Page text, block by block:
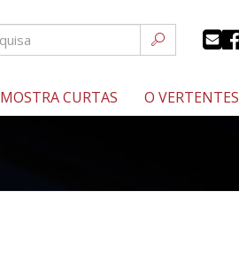
MOSTRA CURTAS O VERTENTES